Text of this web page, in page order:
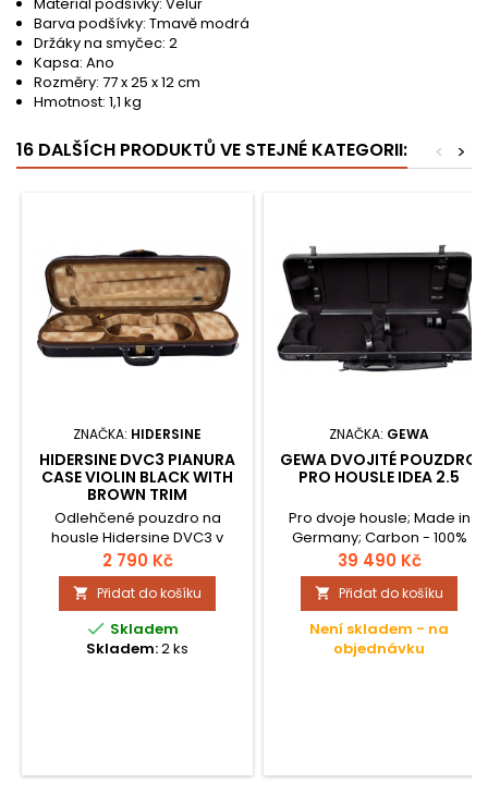
Barva podšívky: Tmavě modrá
Držáky na smyčec: 2
Kapsa: Ano
Rozměry: 77 x 25 x 12 cm
Hmotnost: 1,1 kg
16 DALŠÍCH PRODUKTŮ VE STEJNÉ KATEGORII: >
<
ZNAČKA: HIDERSINE
HIDERSINE DVC3 PIANURA
CASE VIOLIN BLACK WITH
BROWN TRIM
Odlehčené pouzdro na
housle Hidersine DVC3 v
černé barvě s hnědým
lemem. Polstrovaný potah z
Cordura tkaniny, nechybí
odnímatelné ramenní
popruhy, boční rukojeť nebo
velmi praktická kapsa na zip
smyčec a bohatě
2 790 Kč
 Přidat do košíku
 Skladem
Skladem:2 ks
ZNAČKA: GEWA
GEWA DVOJITÉ POUZDRO
PRO HOUSLE IDEA 2.5
Pro dvoje housle; Made in
Germany; Carbon - 100%
uhlíkové vlákno; Ultra lehké:
ca. 2,6 kg; Vnitřní vypodložení;
GEWA úchyty pro smyčce /
patentované; Flexibilní
můstek pro smyčce;
Poduška; Taška pro
byrva; Vnitřní materiál:
39 490 Kč
 Přidat do košíku
Není skladem - na
objednávku